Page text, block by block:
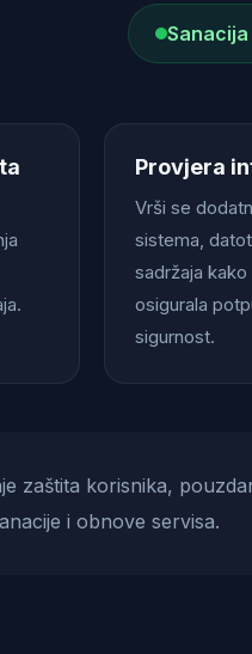
Provjera
Vrši se
sistema,
sadržaja kako
osigurala
sigurnost.
zaštita korisnika,
i obnove servisa.